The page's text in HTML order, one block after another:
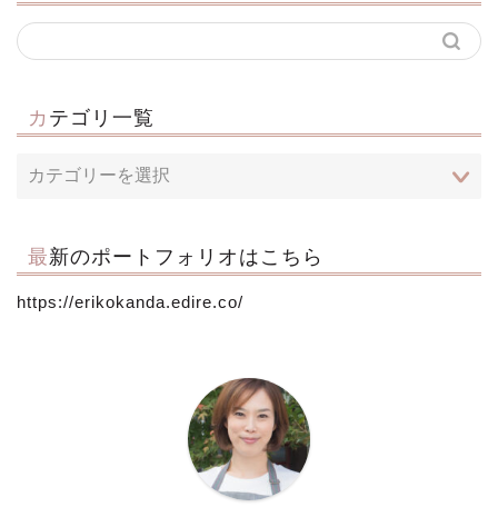
カテゴリ一覧
最新のポートフォリオはこちら
https://erikokanda.edire.co/